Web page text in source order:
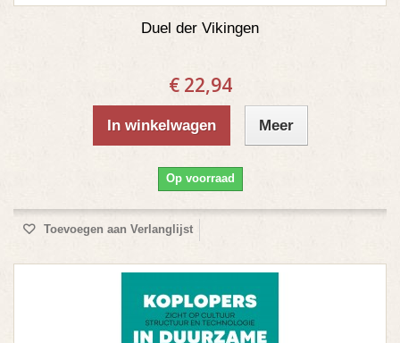
Duel der Vikingen
€ 22,94
In winkelwagen Meer
Op voorraad
Toevoegen aan Verlanglijst